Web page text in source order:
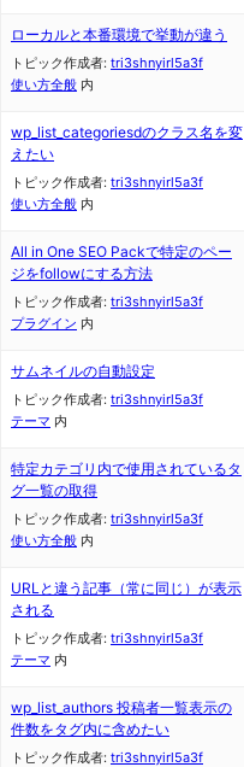
ローカルと本番環境で挙動が違う
トピック作成者: tri3shnyirl5a3f
使い方全般 内
wp_list_categoriesdのクラス名を変
えたい
トピック作成者: tri3shnyirl5a3f
使い方全般 内
All in One SEO Packで特定のペー
ジをfollowにする方法
トピック作成者: tri3shnyirl5a3f
プラグイン 内
サムネイルの自動設定
トピック作成者: tri3shnyirl5a3f
テーマ 内
特定カテゴリ内で使用されているタ
グ一覧の取得
トピック作成者: tri3shnyirl5a3f
使い方全般 内
URLと違う記事（常に同じ）が表示
される
トピック作成者: tri3shnyirl5a3f
テーマ 内
wp_list_authors 投稿者一覧表示の
件数をタグ内に含めたい
トピック作成者: tri3shnyirl5a3f